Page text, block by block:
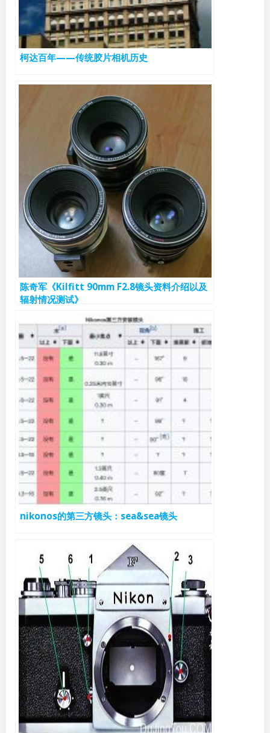
柯达百年——传统胶片相机历史
陈奇军《Kilfitt 90mm F2.8镜头资料介绍以及
辐射情况测试》
nikonos的第三方镜头：sea&sea镜头